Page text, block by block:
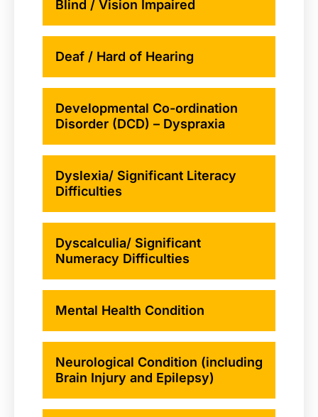
Blind / Vision Impaired
Deaf / Hard of Hearing
Developmental Co-ordination
Disorder (DCD) – Dyspraxia
Dyslexia/ Significant Literacy
Difficulties
Dyscalculia/ Significant
Numeracy Difficulties
Mental Health Condition
Neurological Condition (including
Brain Injury and Epilepsy)